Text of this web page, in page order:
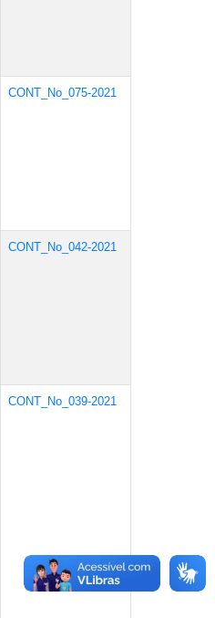
CONT_No_075-2021
CONT_No_042-2021
CONT_No_039-2021